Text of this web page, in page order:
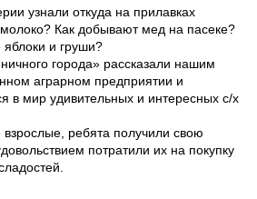
узнали откуда на прилавках
Как добывают мед на пасеке?
яблоки и груши?
города» рассказали нашим
аграрном предприятии и
в мир удивительных и интересных с/х
ребята получили свою
потратили их на покупку